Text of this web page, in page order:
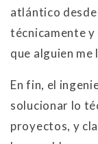
atlántico
técnicamente y
que alguien
En fin, el
solucionar lo
proyectos, y